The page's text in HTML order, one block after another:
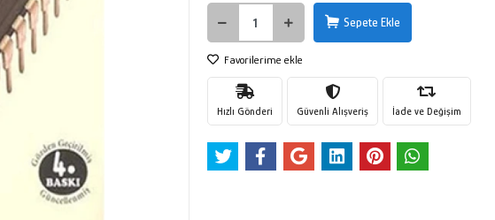
Sepete Ekle
Favorilerime ekle
Hızlı Gönderi Güvenli Alışveriş İade ve Değişim